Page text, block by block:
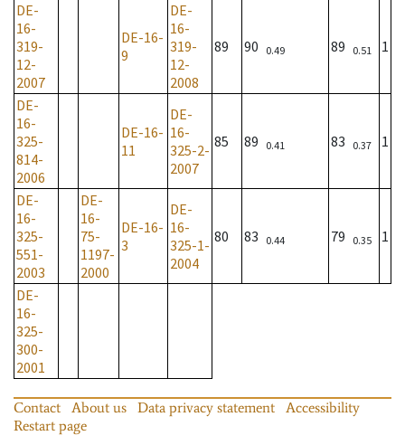
DE-
16-
319-
12-
2007
DE-16-
9
DE-
16-
319-
12-
2008
89 90 0.49 89 0.51 1
DE-
16-
325-
814-
2006
DE-16-
11
DE-
16-
325-2-
2007
85 89 0.41 83 0.37 1
DE-
16-
325-
551-
2003
DE-
16-
75-
1197-
2000
DE-16-
3
DE-
16-
325-1-
2004
80 83 0.44 79 0.35 1
DE-
16-
325-
300-
2001
Contact About us Data privacy statement
Accessibility
Restart page